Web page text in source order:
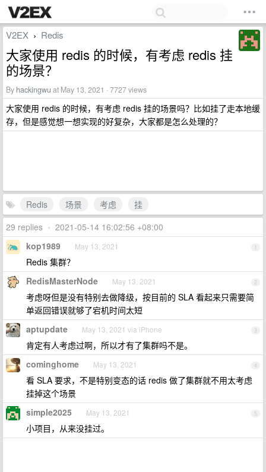
V2EX › Redis
大家使用 redis 的时候，有考虑 redis 挂
的场景？
By hackingwu at May 13, 2021 · 7727 views
大家使用 redis 的时候，有考虑 redis 挂的场景吗？比如挂了走本地缓
存，但是感觉想一想实现的好复杂，大家都是怎么处理的？
Redis 场景 考虑
挂
29 replies • 2021-05-14 16:02:56 +08:00
1
kop1989 May 13, 2021
Redis 集群？
2
RedisMasterNode May 13, 2021
考虑呀但是没有特别去做降级，按目前的 SLA 看起来只需要简
单返回错误就够了宕机时间太短
3
aptupdate May 13, 2021 via iPhone
肯定有人考虑过啊，所以才有了集群吗不是。
4
cominghome May 13, 2021
看 SLA 要求，不是特别变态的话 redis 做了集群就不用太考虑
挂掉这个场景
5
simple2025 May 13, 2021
小项目，从来没挂过。